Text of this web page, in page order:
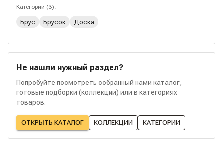
и срок службы здания. В этом разделе представлены
каркасов, перекрытий, кровельных систем и других
сорту и влажности, подходящие для частного и
промышленного строительства.
Категории (3):
Брус Брусок Доска
Не нашли нужный раздел?
Попробуйте посмотреть собранный нами каталог,
готовые подборки (коллекции) или в категориях
товаров.
ОТКРЫТЬ КАТАЛОГ КОЛЛЕКЦИИ КАТЕГОРИИ